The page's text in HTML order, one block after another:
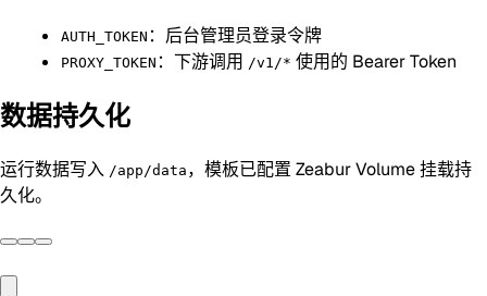
AUTH_TOKEN ：后台管理员登录令牌
PROXY_TOKEN ：下游调用 /v1/* 使用的 Bearer Token
数据持久化
运行数据写入 /app/data ，模板已配置 Zeabur Volume 挂载持
久化。